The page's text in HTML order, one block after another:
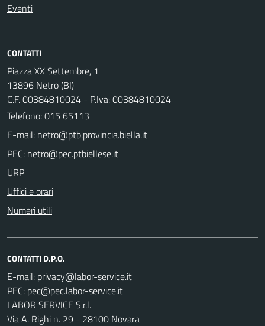
Eventi
CONTATTI
Piazza XX Settembre, 1
13896 Netro (BI)
C.F. 00384810024 - P.Iva: 00384810024
Telefono:015 65113
E-mail:
PEC:
URP
Uffici e orari
Numeri utili
CONTATTI D.P.O.
E-mail:
PEC:
LABOR SERVICE S.r.l.
Via A. Righi n. 29 - 28100 Novara